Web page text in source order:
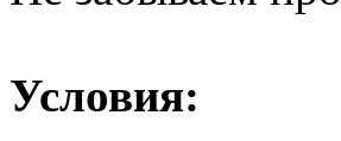
Условия: